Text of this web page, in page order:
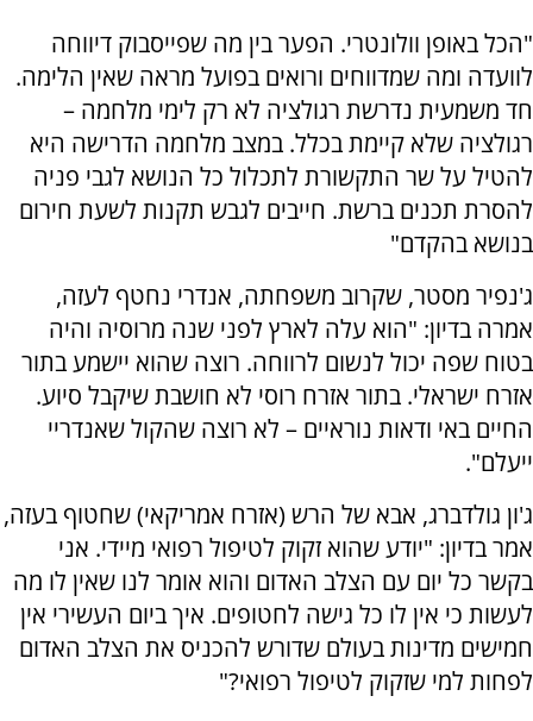
"הכל באופן וולונטרי. הפער בין מה שפייסבוק דיווחה
לוועדה ומה שמדווחים ורואים בפועל מראה שאין הלימה.
חד משמעית נדרשת רגולציה לא רק לימי מלחמה –
רגולציה שלא קיימת בכלל. במצב מלחמה הדרישה היא
להטיל על שר התקשורת לתכלול כל הנושא לגבי פניה
להסרת תכנים ברשת. חייבים לגבש תקנות לשעת חירום
בנושא בהקדם"
ג'נפיר מסטר, שקרוב משפחתה, אנדרי נחטף לעזה,
אמרה בדיון: "הוא עלה לארץ לפני שנה מרוסיה והיה
בטוח שפה יכול לנשום לרווחה. רוצה שהוא יישמע בתור
אזרח ישראלי. בתור אזרח רוסי לא חושבת שיקבל סיוע.
החיים באי ודאות נוראיים – לא רוצה שהקול שאנדריי
ייעלם".
ג'ון גולדברג, אבא של הרש (אזרח אמריקאי) שחטוף בעזה,
אמר בדיון: "יודע שהוא זקוק לטיפול רפואי מיידי. אני
בקשר כל יום עם הצלב האדום והוא אומר לנו שאין לו מה
לעשות כי אין לו כל גישה לחטופים. איך ביום העשירי אין
חמישים מדינות בעולם שדורש להכניס את הצלב האדום
לפחות למי שזקוק לטיפול רפואי?"